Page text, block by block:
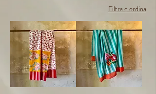
Filtra e ordina